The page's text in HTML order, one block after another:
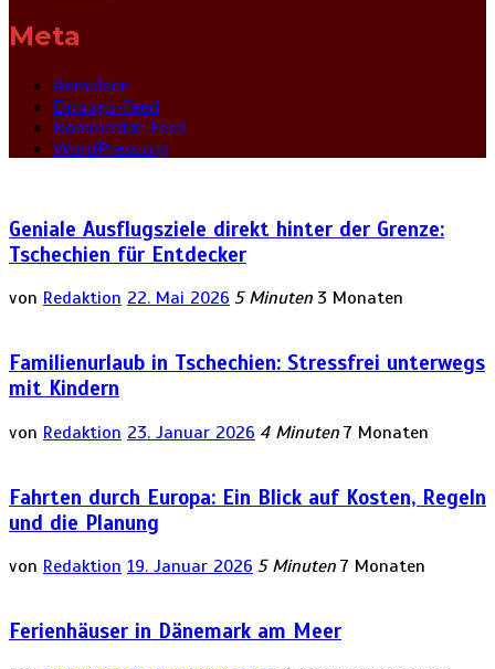
Meta
Anmelden
Eintrags-Feed
Kommentar-Feed
WordPress.org
Geniale Ausflugsziele direkt hinter der Grenze:
Tschechien für Entdecker
von Redaktion 22. Mai 2026 5 Minuten 3 Monaten
Familienurlaub in Tschechien: Stressfrei unterwegs
mit Kindern
von Redaktion 23. Januar 2026 4 Minuten 7 Monaten
Fahrten durch Europa: Ein Blick auf Kosten, Regeln
und die Planung
von Redaktion 19. Januar 2026 5 Minuten 7 Monaten
Ferienhäuser in Dänemark am Meer